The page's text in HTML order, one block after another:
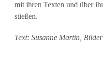
mit ihren Texten und über
stießen.
Text: Susanne Martin,